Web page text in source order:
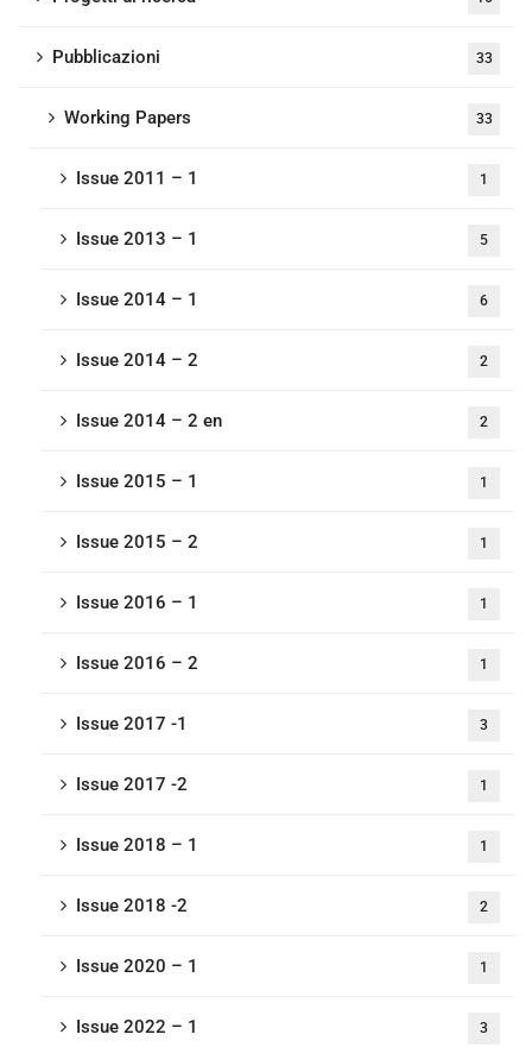
Pubblicazioni 33
Working Papers 33
Issue 2011 – 1 1
Issue 2013 – 1 5
Issue 2014 – 1 6
Issue 2014 – 2 2
Issue 2014 – 2 en 2
Issue 2015 – 1 1
Issue 2015 – 2 1
Issue 2016 – 1 1
Issue 2016 – 2 1
Issue 2017 -1 3
Issue 2017 -2 1
Issue 2018 – 1 1
Issue 2018 -2 2
Issue 2020 – 1 1
Issue 2022 – 1 3